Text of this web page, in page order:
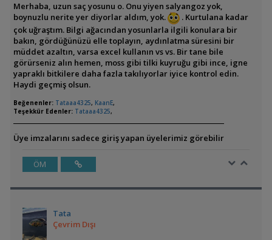
Merhaba, uzun saç yosunu o. Onu yiyen salyangoz yok,
boynuzlu nerite yer diyorlar aldım, yok.
. Kurtulana kadar
çok uğraştım. Bilgi ağacından yosunlarla ilgili konulara bir
bakın, gördüğünüzü elle toplayın, aydınlatma süresini bir
müddet azaltın, varsa excel kullanın vs vs. Bir tane bile
görürseniz alın hemen, moss gibi tilki kuyruğu gibi ince, igne
yapraklı bitkilere daha fazla takılıyorlar iyice kontrol edin.
Haydi geçmiş olsun.
Beğenenler: Tataaa4325, KaanE,
Teşekkür Edenler: Tataaa4325,
Üye imzalarını sadece giriş yapan üyelerimiz görebilir
ÖM
Tata
Çevrim Dışı